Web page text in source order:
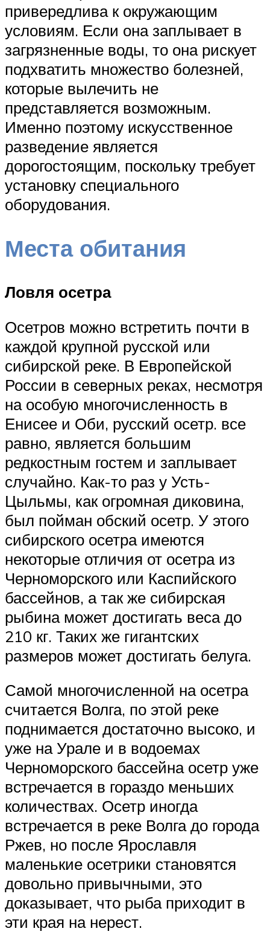
привередлива к окружающим
условиям. Если она заплывает в
загрязненные воды, то она рискует
подхватить множество болезней,
которые вылечить не
представляется возможным.
Именно поэтому искусственное
разведение является
дорогостоящим, поскольку требует
установку специального
оборудования.
Места обитания
Ловля осетра
Осетров можно встретить почти в
каждой крупной русской или
сибирской реке. В Европейской
России в северных реках, несмотря
на особую многочисленность в
Енисее и Оби, русский осетр. все
равно, является большим
редкостным гостем и заплывает
случайно. Как-то раз у Усть-
Цыльмы, как огромная диковина,
был пойман обский осетр. У этого
сибирского осетра имеются
некоторые отличия от осетра из
Черноморского или Каспийского
бассейнов, а так же сибирская
рыбина может достигать веса до
210 кг. Таких же гигантских
размеров может достигать белуга.
Самой многочисленной на осетра
считается Волга, по этой реке
поднимается достаточно высоко, и
уже на Урале и в водоемах
Черноморского бассейна осетр уже
встречается в гораздо меньших
количествах. Осетр иногда
встречается в реке Волга до города
Ржев, но после Ярославля
маленькие осетрики становятся
довольно привычными, это
доказывает, что рыба приходит в
эти края на нерест.